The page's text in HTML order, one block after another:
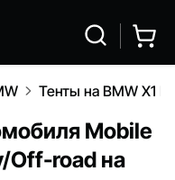
Тенты на BMW X1
Mobile
Off-road на